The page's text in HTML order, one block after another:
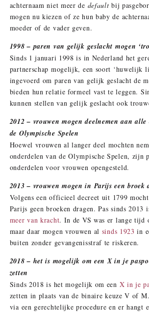
achternaam niet meer de defaultbij
mogen nu kiezen of ze hun baby de
moeder of de vader geven.
1998 – paren van gelijk geslacht mogen
Sinds 1 januari 1998 is in Nederland het
partnerschap mogelijk, een soort ‘huwelijk
ingevoerd om paren van gelijk geslacht de
bieden hun relatie formeel vast te leggen.
kunnen stellen van gelijk geslacht ook
2012 – vrouwen mogen deelnemen aan alle
de Olympische Spelen
Hoewel vrouwen al langer deel mochten
onderdelen van de Olympische Spelen, zijn
onderdelen voor vrouwen opengesteld.
2013 – vrouwen mogen in Parijs een broek
Volgens een officieel decreet uit 1799
Parijs geen broeken dragen. Pas sinds
meer van kracht. In de VS was er lange tijd
maar daar mogen vrouwen al sinds 1923 in
buiten zonder gevangenisstraf te riskeren.
2018 – het is mogelijk om een X in je
zetten
Sinds 2018 is het mogelijk om een X in je
zetten in plaats van de binaire keuze V of
via een gerechtelijke procedure en er hangt